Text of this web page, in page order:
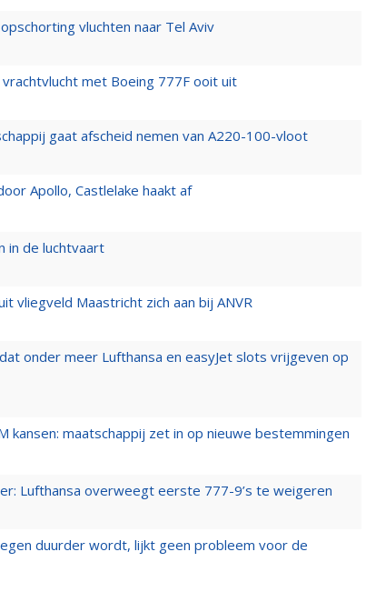
vluchten naar Tel Aviv
met Boeing 777F ooit uit
gaat afscheid nemen van A220-100-vloot
Apollo, Castlelake haakt af
in de luchtvaart
vliegveld Maastricht zich aan bij ANVR
onder meer Lufthansa en easyJet slots vrijgeven op
kansen: maatschappij zet in op nieuwe bestemmingen
Lufthansa overweegt eerste 777-9’s te weigeren
duurder wordt, lijkt geen probleem voor de